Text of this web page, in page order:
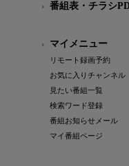
番組表・チラシ
マイメニュー
リモート録画予約
お気に入りチャンネル
見たい番組一覧
検索ワード登録
番組お知らせメール
マイ番組ページ